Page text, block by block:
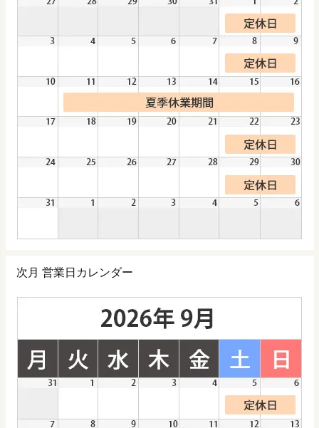
次月 営業日カレンダー